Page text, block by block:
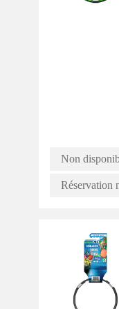
Non
Réservation